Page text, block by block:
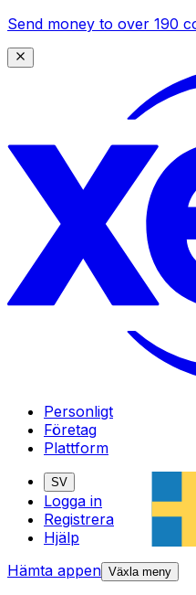
Send money to over 190
Personligt
Företag
Plattform
SV
Logga in
Registrera
Hjälp
Hämta appen Växla meny